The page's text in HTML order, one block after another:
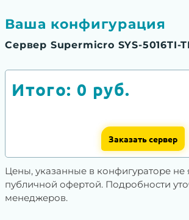
Ваша конфигурация
Сервер Supermicro SYS-5016TI-
Итого: 0 руб.
Заказать сервер
Цены, указанные в конфигураторе не
публичной офертой. Подробности
менеджеров.